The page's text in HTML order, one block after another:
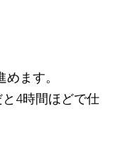
ます。
4時間ほどで仕